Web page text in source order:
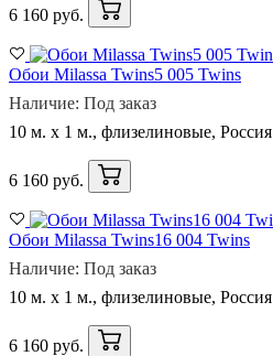
6 160 руб.
Обои Milassa Twins5 005 Twins
Наличие: Под заказ
10 м. x 1 м., флизелиновые, Россия
6 160 руб.
Обои Milassa Twins16 004 Twins
Наличие: Под заказ
10 м. x 1 м., флизелиновые, Россия
6 160 руб.